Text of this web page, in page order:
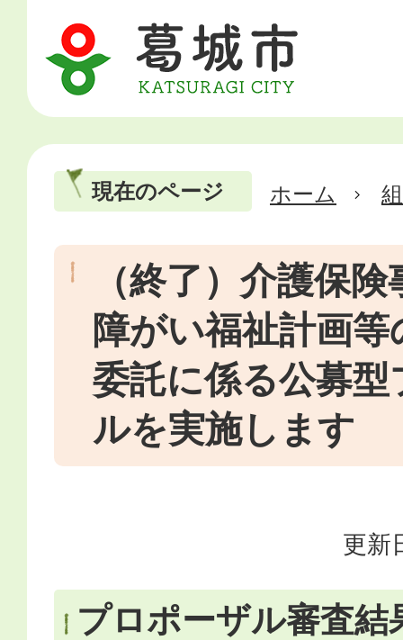
現在のページ ホーム
（終了）介護保
障がい福祉計画
委託に係る公募
ルを実施します
更新
プロポーザル審査結